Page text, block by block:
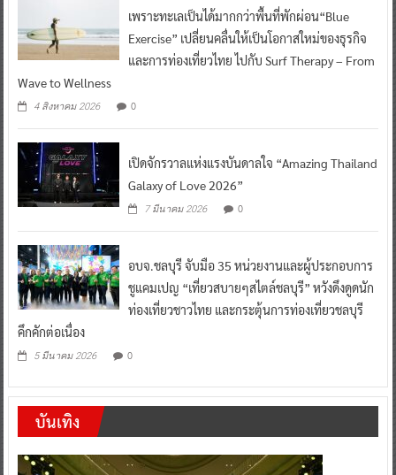
เพราะทะเลเป็นได้มากกว่าพื้นที่พักผ่อน“Blue
Exercise” เปลี่ยนคลื่นให้เป็นโอกาสใหม่ของธุรกิจ
และการท่องเที่ยวไทย ไปกับ Surf Therapy – From
Wave to Wellness
4 สิงหาคม 2026 0
เปิดจักรวาลแห่งแรงบันดาลใจ “Amazing Thailand
Galaxy of Love 2026”
7 มีนาคม 2026 0
อบจ.ชลบุรี จับมือ 35 หน่วยงานและผู้ประกอบการ
ชูแคมเปญ “เที่ยวสบายๆสไตล์ชลบุรี” หวังดึงดูดนัก
ท่องเที่ยวชาวไทย และกระตุ้นการท่องเที่ยวชลบุรี
คึกคักต่อเนื่อง
5 มีนาคม 2026 0
บันเทิง